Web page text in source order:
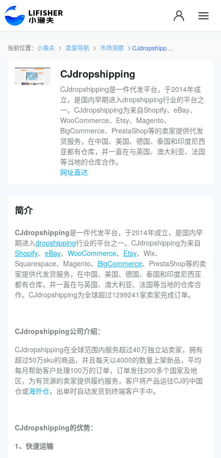
当前位置： 小渔夫 卖家导航 市场洞察 CJdropshipping
CJdropshipping
CJdropshipping是一件代发平台，于2014年成
立，是国内早期进入dropshipping行业的平台之
一。CJdropshipping为来自Shopify、eBay、
WooCommerce、Etsy、Magento、
BigCommerce、PrestaShop等的卖家提供代发
货服务，在中国、美国、德国、泰国和印度尼西
亚都有仓库，并一直在与英国、澳大利亚、法国
等当地的仓库合作。
网址直达
简介
CJdropshipping是一件代发平台，于2014年成立，是国内早
期进入dropshipping行业的平台之一。CJdropshipping为来自
Shopify、 eBay、 WooCommerce、 Etsy、Wix、
Squarespace、Magento、 BigCommerce、PrestaShop等的卖
家提供代发货服务，在中国、美国、德国、泰国和印度尼西亚
都有仓库，并一直在与英国、澳大利亚、法国等当地的仓库合
作。CJdropshipping为全球超过1299241家卖家完成订单。
CJdropshipping公司介绍：
CJdropshipping在全球范围内服务超过40万独立站卖家，拥有
超过50万sku的商品，并且每天以4000的数量上架新品，平均
每月帮助客户处理100万的订单，订单发往200多个国家及地
区，为有货源的卖家提供履约服务，客户将产品运往CJ的中国
仓或海外仓，出单时自动发货到终端客户手中。
CJdropshipping的优势：
1、快速运输